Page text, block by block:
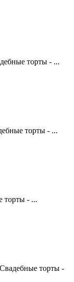
торты - ...
торты - ...
торты - ...
торты -